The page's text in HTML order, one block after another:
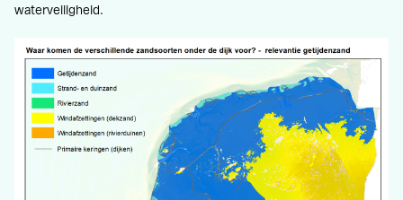
waterveiligheid.